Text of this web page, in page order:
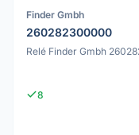
Finder Gmbh
260282300000
Relé Finder Gmbh
8